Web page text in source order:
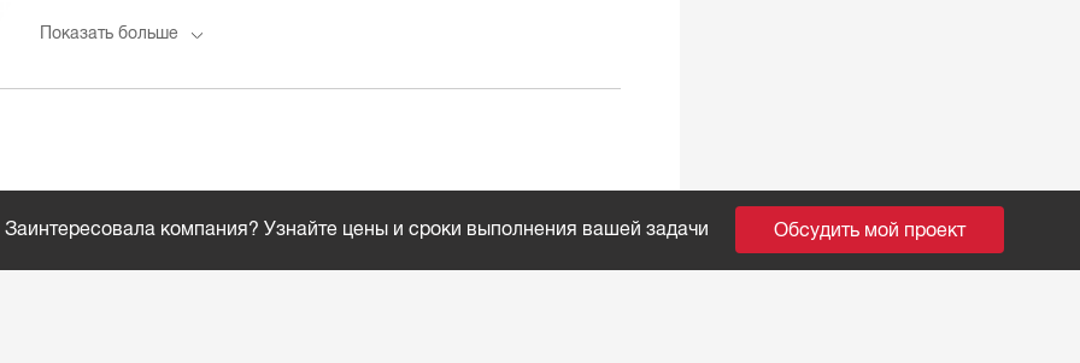
Показать больше
Заинтересовала компания? Узнайте цены и сроки выполнения вашей задачи Обсудить мой проект